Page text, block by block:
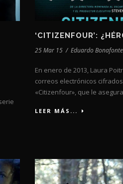
‘CITIZENFOUR’:
25 Mar 15 / Eduardo Bonafonte
En enero de 2013, Laura
correos electrónicos
«Citizenfour», que le
LEER MÁS...